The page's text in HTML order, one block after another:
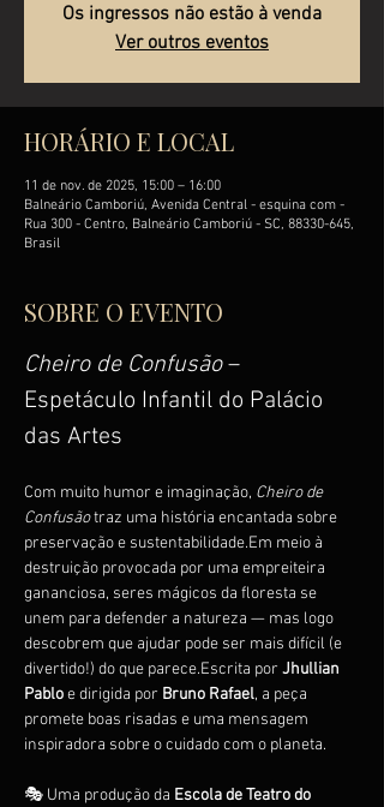
Os ingressos não estão à venda
Ver outros eventos
HORÁRIO E LOCAL
11 de nov. de 2025, 15:00 – 16:00
Balneário Camboriú, Avenida Central - esquina com -
Rua 300 - Centro, Balneário Camboriú - SC, 88330-645,
Brasil
SOBRE O EVENTO
Cheiro de Confusão –
Espetáculo Infantil do Palácio
das Artes
Com muito humor e imaginação, Cheiro de
Confusão traz uma história encantada sobre
preservação e sustentabilidade.Em meio à
destruição provocada por uma empreiteira
gananciosa, seres mágicos da floresta se
unem para defender a natureza — mas logo
descobrem que ajudar pode ser mais difícil (e
divertido!) do que parece.Escrita por Jhullian
Pablo e dirigida por Bruno Rafael, a peça
promete boas risadas e uma mensagem
inspiradora sobre o cuidado com o planeta.
🎭 Uma produção da Escola de Teatro do